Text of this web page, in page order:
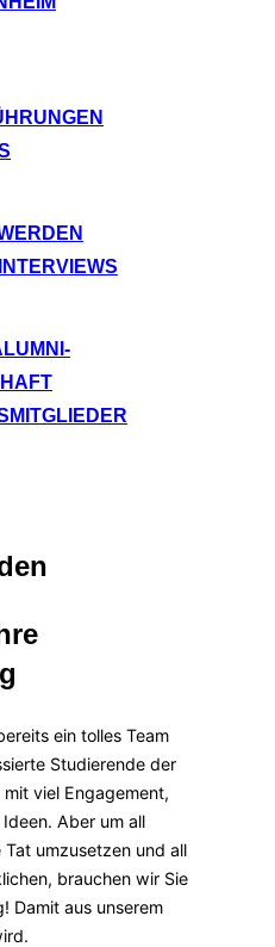
ein tolles Team
Studierende der
viel Engagement,
Aber um all
Tat umzusetzen und all
brauchen wir Sie
Damit aus unserem